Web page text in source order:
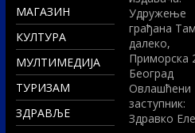
МАГАЗИН
КУЛТУРА
МУЛТИМЕДИЈА
ТУРИЗАМ
ЗДРАВЉЕ
Удружење
грађана
далеко,
Приморска
Београд
Овлашћени
заступник:
Здравко